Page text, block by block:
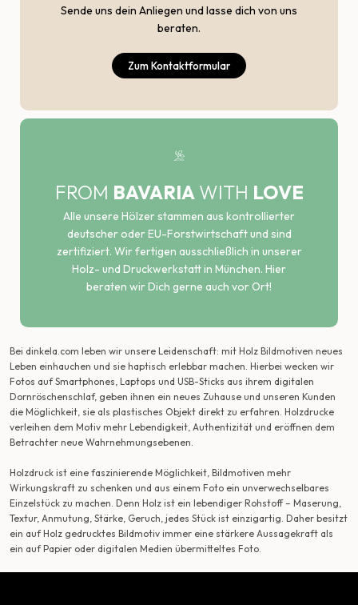
Sende uns dein Anliegen und lasse dich von uns
beraten.
Zum Kontaktformular
FROM BAVARIAWITH LOVE
Alle unsere Hölzer stammen aus kontrollierter
deutscher oder EU-Forstwirtschaft und sind
zertifiziert. Wir fertigen ausschließlich in unserer
Holz- und Druckwerkstatt in München. Hier
beraten wir Dich gerne auch vor Ort!
Bei dinkela.com leben wir unsere Leidenschaft: mit Holz Bildmotiven neues
Leben einhauchen und sie haptisch erlebbar machen. Hierbei wecken wir
Fotos auf Smartphones, Laptops und USB-Sticks aus ihrem digitalen
Dornröschenschlaf, geben ihnen ein neues Zuhause und unseren Kunden
die Möglichkeit, sie als plastisches Objekt direkt zu erfahren. Holzdrucke
verleihen dem Motiv mehr Lebendigkeit, Authentizität und eröffnen dem
Betrachter neue Wahrnehmungsebenen.
Holzdruck ist eine faszinierende Möglichkeit, Bildmotiven mehr
Wirkungskraft zu schenken und aus einem Foto ein unverwechselbares
Einzelstück zu machen. Denn Holz ist ein lebendiger Rohstoff – Maserung,
Textur, Anmutung, Stärke, Geruch, jedes Stück ist einzigartig. Daher besitzt
ein auf Holz gedrucktes Bildmotiv immer eine stärkere Aussagekraft als
ein auf Papier oder digitalen Medien übermitteltes Foto.